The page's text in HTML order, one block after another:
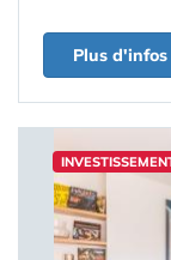
Plus